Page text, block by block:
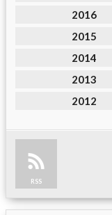
2016
2015
2014
2013
2012
RSS